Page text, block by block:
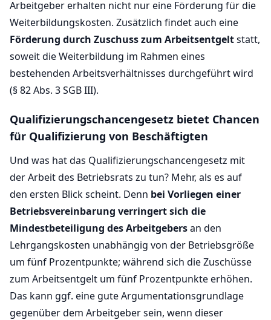
Arbeitgeber erhalten nicht nur eine Förderung für die
Weiterbildungskosten. Zusätzlich findet auch eine
Förderung durch Zuschuss zum Arbeitsentgeltstatt,
soweit die Weiterbildung im Rahmen eines
bestehenden Arbeitsverhältnisses durchgeführt wird
(§ 82 Abs. 3 SGB III).
Qualifizierungschancengesetz bietet Chancen
für Qualifizierung von Beschäftigten
Und was hat das Qualifizierungschancengesetz mit
der Arbeit des Betriebsrats zu tun? Mehr, als es auf
den ersten Blick scheint. Denn bei Vorliegen einer
Betriebsvereinbarung verringert sich die
Mindestbeteiligung des Arbeitgebersan den
Lehrgangskosten unabhängig von der Betriebsgröße
um fünf Prozentpunkte; während sich die Zuschüsse
zum Arbeitsentgelt um fünf Prozentpunkte erhöhen.
Das kann ggf. eine gute Argumentationsgrundlage
gegenüber dem Arbeitgeber sein, wenn dieser